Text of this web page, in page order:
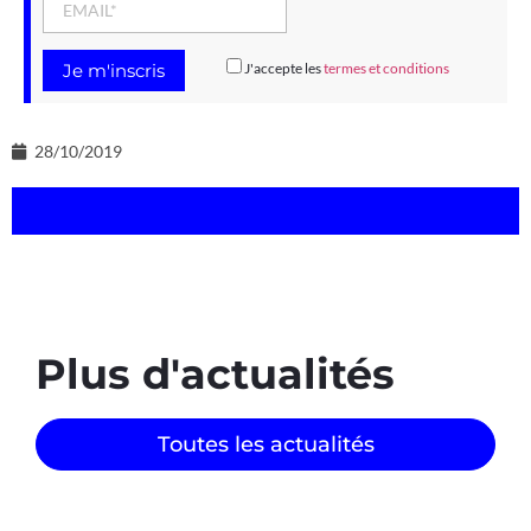
J'accepte lestermes et conditions
28/10/2019
Plus d'actualités
Toutes les actualités